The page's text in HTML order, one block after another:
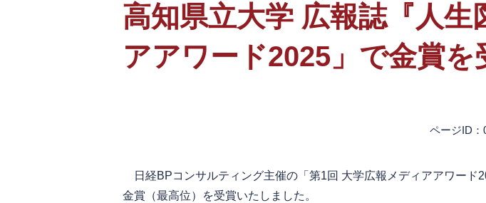
高知県立大学 広報誌『人生
アアワード2025」で金賞を
ページID：
日経BPコンサルティング主催の「第1回 大学広報メディアアワード
金賞（最高位）を受賞いたしました。